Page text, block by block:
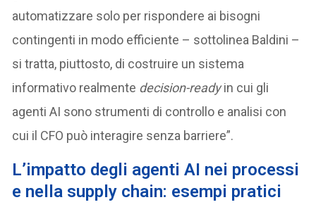
automatizzare solo per rispondere ai bisogni
contingenti in modo efficiente – sottolinea Baldini –
si tratta, piuttosto, di costruire un sistema
informativo realmente decision-readyin cui gli
agenti AI sono strumenti di controllo e analisi con
cui il CFO può interagire senza barriere”.
L’impatto degli agenti AI nei processi
e nella supply chain: esempi pratici